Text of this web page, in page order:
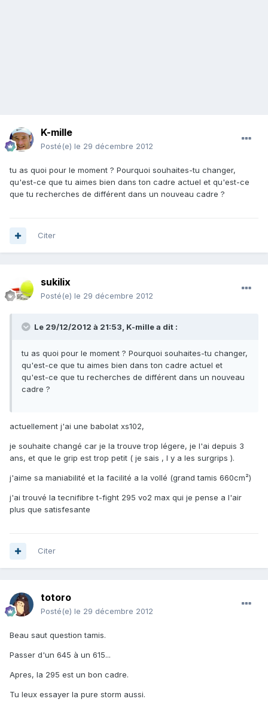
K-mille
Posté(e) le 29 décembre 2012
tu as quoi pour le moment ? Pourquoi souhaites-tu changer,
qu'est-ce que tu aimes bien dans ton cadre actuel et qu'est-ce
que tu recherches de différent dans un nouveau cadre ?
Citer
sukilix
Posté(e) le 29 décembre 2012
Le 29/12/2012 à 21:53, K-mille a dit :
tu as quoi pour le moment ? Pourquoi souhaites-tu changer,
qu'est-ce que tu aimes bien dans ton cadre actuel et
qu'est-ce que tu recherches de différent dans un nouveau
cadre ?
actuellement j'ai une babolat xs102,
je souhaite changé car je la trouve trop légere, je l'ai depuis 3
ans, et que le grip est trop petit ( je sais , l y a les surgrips ).
j'aime sa maniabilité et la facilité a la vollé (grand tamis 660cm²)
j'ai trouvé la tecnifibre t-fight 295 vo2 max qui je pense a l'air
plus que satisfesante
Citer
totoro
Posté(e) le 29 décembre 2012
Beau saut question tamis.
Passer d'un 645 à un 615...
Apres, la 295 est un bon cadre.
Tu leux essayer la pure storm aussi.